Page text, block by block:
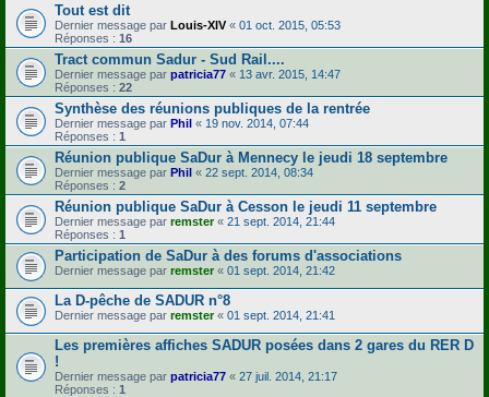
Tout est dit
Dernier message par Louis-XIV« 01 oct. 2015, 05:53
Réponses : 16
Tract commun Sadur - Sud Rail....
Dernier message par patricia77 « 13 avr. 2015, 14:47
Réponses : 22
Synthèse des réunions publiques de la rentrée
Dernier message par Phil « 19 nov. 2014, 07:44
Réponses : 1
Réunion publique SaDur à Mennecy le jeudi 18 septembre
Dernier message par Phil « 22 sept. 2014, 08:34
Réponses : 2
Réunion publique SaDur à Cesson le jeudi 11 septembre
Dernier message par remster« 21 sept. 2014, 21:44
Réponses : 1
Participation de SaDur à des forums d'associations
Dernier message par remster « 01 sept. 2014, 21:42
La D-pêche de SADUR n°8
Dernier message par remster« 01 sept. 2014, 21:41
Les premières affiches SADUR posées dans 2 gares du RER D
!
Dernier message par patricia77 « 27 juil. 2014, 21:17
Réponses : 1